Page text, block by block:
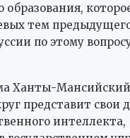
образования,
тем
по этому
Ханты-Мансийский
представит свои
интеллекта,